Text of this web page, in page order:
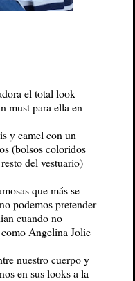
el total look
must para ella en
y camel con un
(bolsos coloridos
del vestuario)
que más se
podemos pretender
cuando no
Angelina Jolie
nuestro cuerpo y
en sus looks a la